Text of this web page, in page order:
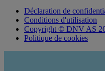
Déclaration de
Conditions d'utilisation
Copyright © DNV AS
Politique de cookies